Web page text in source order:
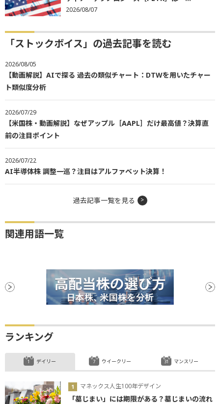
2026/08/07
「ストックボイス」の過去記事を読む
2026/08/05
【動画解説】AIで探る 過去の類似チャート：DTWを用いたチャー
ト類似度分析
2026/07/29
【米国株・動画解説】なぜアップル［AAPL］だけ最高値？決算直
前の注目ポイント
2026/07/22
AI半導体株 調整一巡？注目はアルファベット決算！
過去記事一覧を見る
関連用語一覧
ランキング
デイリー
マネックス人生100年デザイン
「墓じまい」には期限がある？墓じまいの流れ
ウイークリー マンスリー